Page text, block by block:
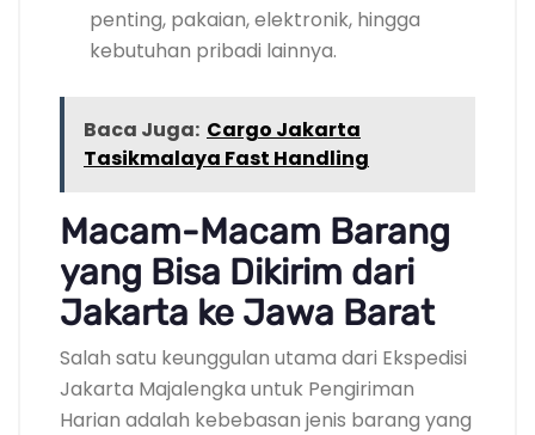
penting, pakaian, elektronik, hingga
kebutuhan pribadi lainnya.
Baca Juga: Cargo Jakarta
Tasikmalaya Fast Handling
Macam-Macam Barang
yang Bisa Dikirim dari
Jakarta ke Jawa Barat
Salah satu keunggulan utama dari Ekspedisi
Jakarta Majalengka untuk Pengiriman
Harian adalah kebebasan jenis barang yang